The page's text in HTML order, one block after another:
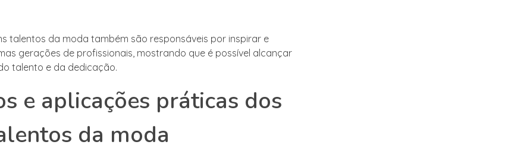
talentos da moda também são responsáveis por inspirar e
gerações de profissionais, mostrando que é possível alcançar
talento e da dedicação.
e aplicações práticas dos
da moda